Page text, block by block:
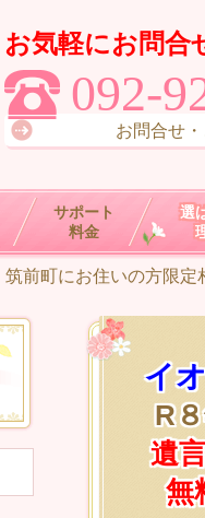
お気軽にお問合
092-
お問合せ
サポート
料金
選
筑前町にお住いの方限定
イ
R
遺
無